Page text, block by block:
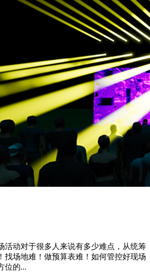
活动对于很多人来说有多少难点，从统筹
找场地难！做预算表难！如何管控好现场
位的...